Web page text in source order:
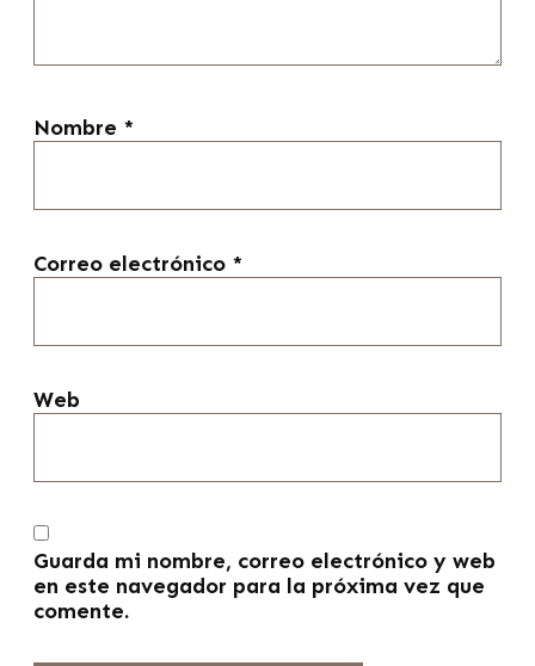
Nombre *
Correo electrónico *
Web
Guarda mi nombre, correo electrónico y web
en este navegador para la próxima vez que
comente.